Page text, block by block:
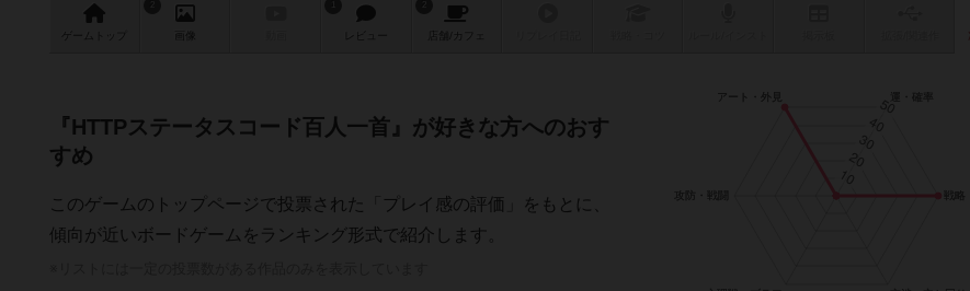
ゲーム 画像 レビュー 店舗/ カフェ
『HTTPステータスコード百人一首』が好きな方へのおす
すめ
このゲームのトップページで投票された「プレイ感の評価」をもとに、
傾向が近いボードゲームをランキング形式で紹介します。